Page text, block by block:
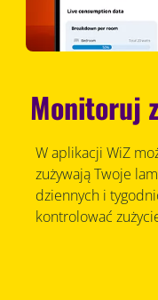
Monitoruj
W aplikacji WiZ
zużywają Twoje
dziennych i
kontrolować